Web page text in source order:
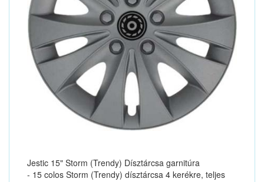
Jestic 15" Storm (Trendy) Dísztárcsa garnitúra
- 15 colos Storm (Trendy) dísztárcsa 4 kerékre, teljes